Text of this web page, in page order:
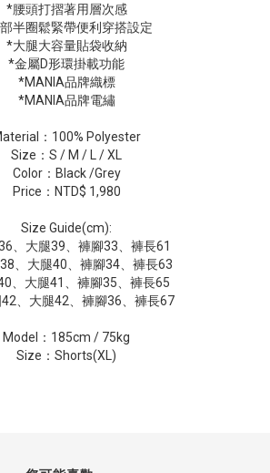
*腰頭打摺著用層次感
半圈鬆緊帶便利穿搭設定
*大腿大容量貼袋收納
*金屬D形環掛載功能
*MANIA品牌織標
*MANIA品牌電繡
：100% Polyester
Size：S / M / L / XL
Color：Black /Grey
Price：NTD$ 1,980
Size Guide(cm):
、大腿39、褲腳33、褲長61
、大腿40、褲腳34、褲長63
、大腿41、褲腳35、褲長65
42、大腿42、褲腳36、褲長67
Model：185cm / 75kg
Size：Shorts(XL)